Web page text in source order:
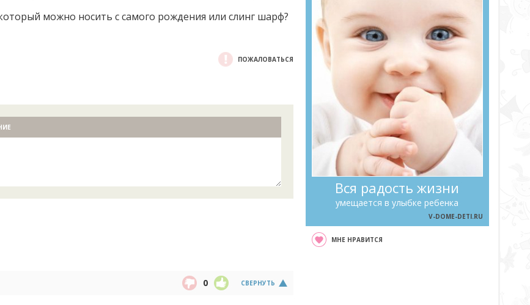
можно носить с самого рождения или слинг шарф?
ПОЖАЛОВАТЬСЯ
СВЕРНУТЬ
0
Вся радость жизни
умещается в улыбке ребенка
V-DOME-DETI.RU
МНЕ НРАВИТСЯ